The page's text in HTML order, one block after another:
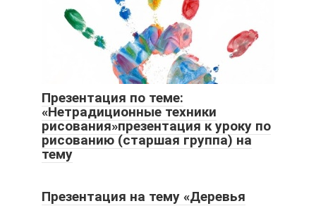
Презентация по теме:
«Нетрадиционные техники
рисования»презентация к уроку по
рисованию (старшая группа) на
тему
Презентация на тему «Деревья